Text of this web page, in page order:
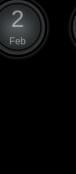
2
Feb